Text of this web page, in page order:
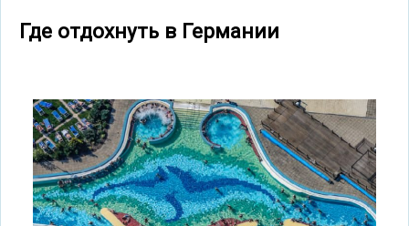
Где отдохнуть в Германии